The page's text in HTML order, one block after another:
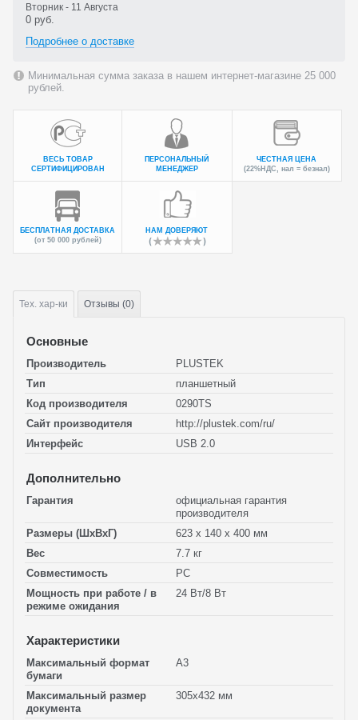
Вторник - 11 Августа
0 руб.
Подробнее о доставке
Минимальная сумма заказа в нашем интернет-магазине 25 000
рублей.
ВЕСЬ ТОВАР
СЕРТИФИЦИРОВАН
ПЕРСОНАЛЬНЫЙ
МЕНЕДЖЕР
ЧЕСТНАЯ ЦЕНА
(22%НДС, нал = безнал)
БЕСПЛАТНАЯ ДОСТАВКА
(от 50 000 рублей)
НАМ ДОВЕРЯЮТ
Тех. хар-ки Отзывы (0)
Основные
Производитель
PLUSTEK
Тип
планшетный
Код производителя
0290TS
Сайт производителя
http://plustek.com/ru/
Интерфейс
USB 2.0
Дополнительно
Гарантия
официальная гарантия
производителя
Размеры (ШхВхГ)
623 x 140 x 400 мм
Вес
7.7 кг
Совместимость
PC
Мощность при работе / в
режиме ожидания
24 Вт/8 Вт
Характеристики
Максимальный формат
бумаги
A3
Максимальный размер
документа
305x432 мм